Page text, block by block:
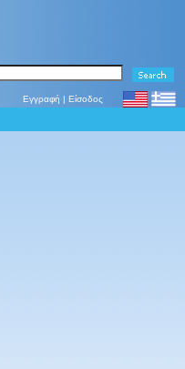
Εγγραφή | Είσοδος